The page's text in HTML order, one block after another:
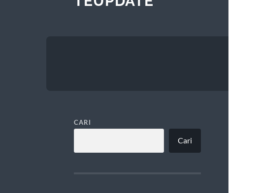
CARI
Cari